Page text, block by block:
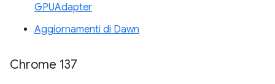
GPUAdapter
Aggiornamenti di Dawn
Chrome 137